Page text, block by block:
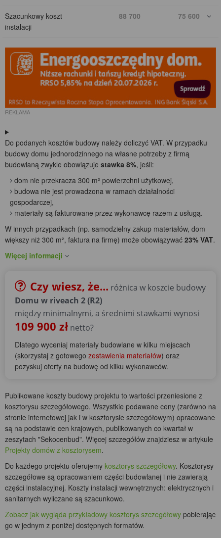
Szacunkowy koszt
instalacji
88 700 75 600
REKLAMA
Do podanych kosztów budowy należy doliczyć VAT. W przypadku
budowy domu jednorodzinnego na własne potrzeby z firmą
budowlaną zwykle obowiązuje stawka 8%, jeśli:
dom nie przekracza 300 m² powierzchni użytkowej,
budowa nie jest prowadzona w ramach działalności
gospodarczej,
materiały są fakturowane przez wykonawcę razem z usługą.
W innych przypadkach (np. samodzielny zakup materiałów, dom
większy niż 300 m², faktura na firmę) może obowiązywać 23% VAT.
Więcej informacji
Czy wiesz, że... różnica w koszcie budowy
Domu w riveach 2 (R2)
między minimalnymi, a średnimi stawkami wynosi
109 900 zł netto?
Dlatego wyceniaj materiały budowlane w kilku miejscach
(skorzystaj z gotowego zestawienia materiałów) oraz
pozyskuj oferty na budowę od kilku wykonawców.
Publikowane koszty budowy projektu to wartości przeniesione z
kosztorysu szczegółowego. Wszystkie podawane ceny (zarówno na
stronie internetowej jak i w kosztorysie szczegółowym) opracowane
są na podstawie cen krajowych, publikowanych co kwartał w
zeszytach "Sekocenbud". Więcej szczegółów znajdziesz w artykule
Projekty domów z kosztorysem.
Do każdego projektu oferujemy kosztorys szczegółowy. Kosztorysy
szczegółowe są opracowaniem części budowlanej i nie zawierają
części instalacyjnej. Koszty instalacji wewnętrznych: elektrycznych i
sanitarnych wyliczane są szacunkowo.
Zobacz jak wygląda przykładowy kosztorys szczegółowy pobierając
go w jednym z poniżej dostępnych formatów.